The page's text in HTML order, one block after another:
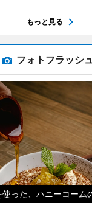
もっと見る
フォトフラッシ
った、ハニーコーム